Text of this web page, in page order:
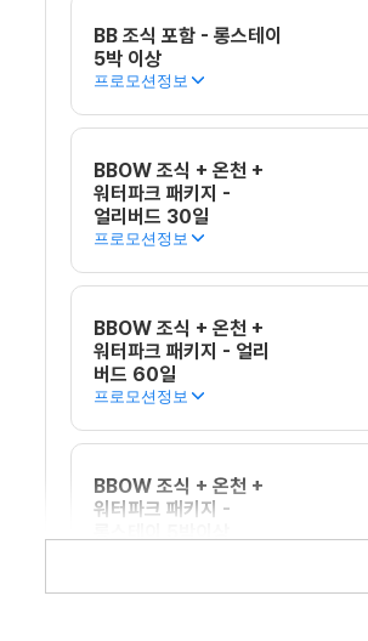
BB 조식 포함 - 롱스테이
5박 이상
프로모션정보
BBOW 조식 + 온천 +
워터파크 패키지 -
얼리버드 30일
프로모션정보
BBOW 조식 + 온천 +
워터파크 패키지 - 얼리
버드 60일
프로모션정보
BBOW 조식 + 온천 +
워터파크 패키지 -